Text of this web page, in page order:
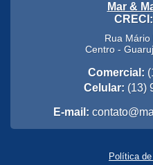
Mar &
Rua
Centro -
Comercial:
Celular: (13)
E-mail:
Política